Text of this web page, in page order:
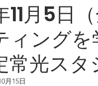
11月5日
ィング
常光ス
月15日